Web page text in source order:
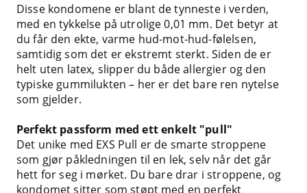
Disse kondomene er blant de tynneste i verden,
med en tykkelse på utrolige 0,01 mm. Det betyr at
du får den ekte, varme hud-mot-hud-følelsen,
samtidig som det er ekstremt sterkt. Siden de er
helt uten latex, slipper du både allergier og den
typiske gummilukten – her er det bare ren nytelse
som gjelder.
Perfekt passform med ett enkelt "pull"
Det unike med EXS Pull er de smarte stroppene
som gjør påkledningen til en lek, selv når det går
hett for seg i mørket. Du bare drar i stroppene, og
kondomet sitter som støpt med en perfekt